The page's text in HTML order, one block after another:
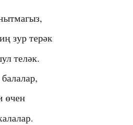
,
зур терәк
теләк.
өчен